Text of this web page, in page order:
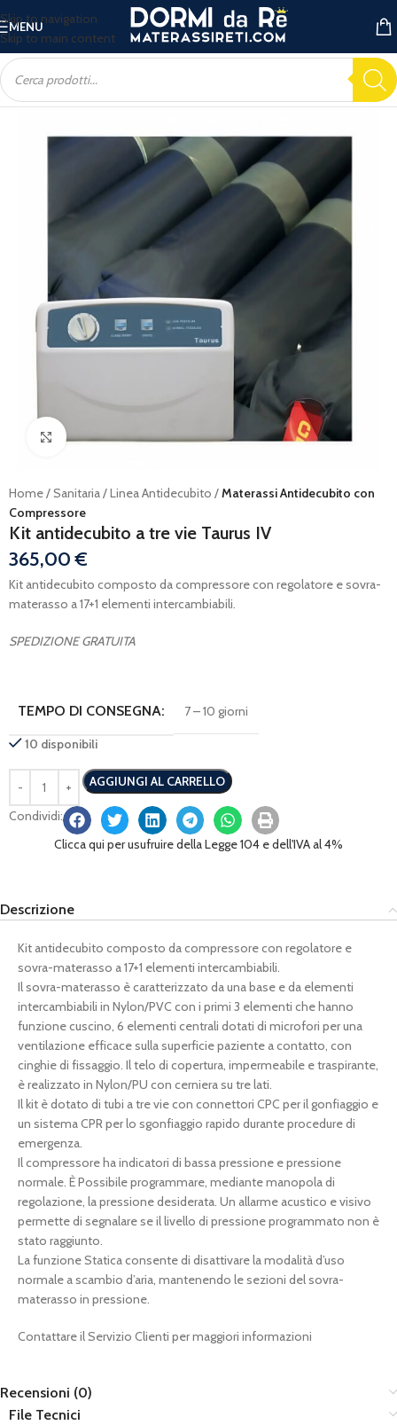
Skip to navigation
Skip to main content
MENU
Ingrandisci
Home Sanitaria Linea Antidecubito
Materassi Antidecubito con
Compressore
Kit antidecubito a tre vie Taurus IV
365,00€
Kit antidecubito composto da compressore con regolatore e sovra-
materasso a 17+1 elementi intercambiabili.
SPEDIZIONE GRATUITA
TEMPO DI CONSEGNA: 7 – 10 giorni
10 disponibili
AGGIUNGI AL CARRELLO
Condividi:
Clicca qui per usufruire della Legge 104 e dell'IVA al 4%
Descrizione
Kit antidecubito composto da compressore con regolatore e
sovra-materasso a 17+1 elementi intercambiabili.
Il sovra-materasso è caratterizzato da una base e da elementi
intercambiabili in Nylon/PVC con i primi 3 elementi che hanno
funzione cuscino, 6 elementi centrali dotati di microfori per una
ventilazione efficace sulla superficie paziente a contatto, con
cinghie di fissaggio. Il telo di copertura, impermeabile e traspirante,
è realizzato in Nylon/PU con cerniera su tre lati.
Il kit è dotato di tubi a tre vie con connettori CPC per il gonfiaggio e
un sistema CPR per lo sgonfiaggio rapido durante procedure di
emergenza.
Il compressore ha indicatori di bassa pressione e pressione
normale. È Possibile programmare, mediante manopola di
regolazione, la pressione desiderata. Un allarme acustico e visivo
permette di segnalare se il livello di pressione programmato non è
stato raggiunto.
La funzione Statica consente di disattivare la modalità d’uso
normale a scambio d’aria, mantenendo le sezioni del sovra-
materasso in pressione.
Contattare il Servizio Clienti per maggiori informazioni
Recensioni (0)
File Tecnici